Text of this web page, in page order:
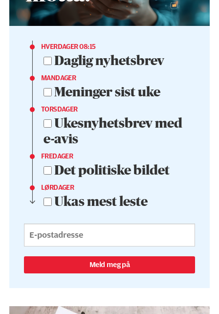
HVERDAGER 08:15
Daglig nyhetsbrev
MANDAGER
Meninger sist uke
TORSDAGER
Ukesnyhetsbrev med
e-avis
FREDAGER
Det politiske bildet
LØRDAGER
Ukas mest leste
Meld meg på